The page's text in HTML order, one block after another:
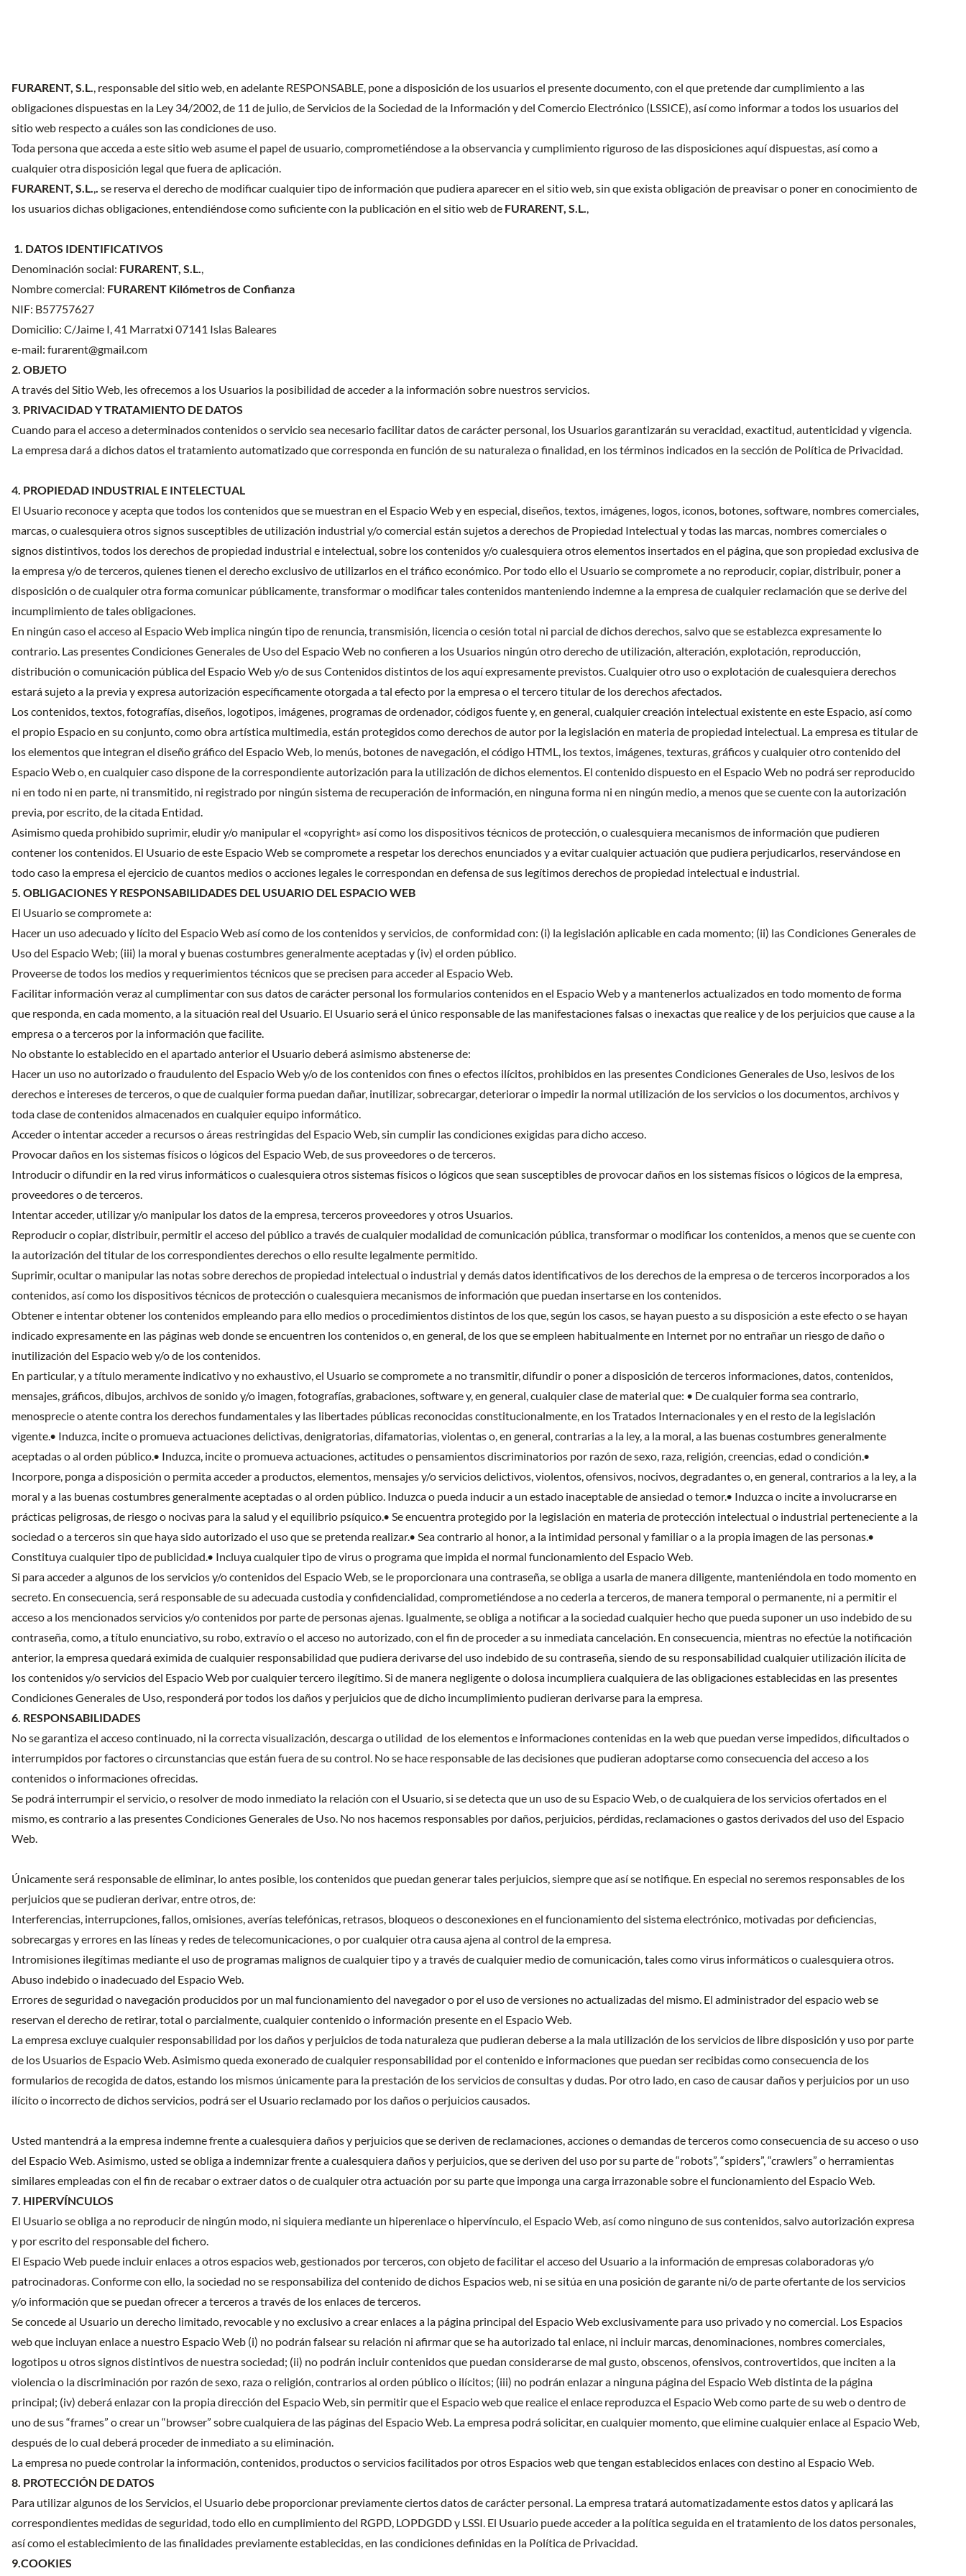
FURARENT, S.L.
, responsable del sitio web, en adelante RESPONSABLE, pone a disposición de los usuarios el presente documento, con el que pretende dar cumplimiento a las
obligaciones dispuestas en la Ley 34/2002, de 11 de julio, de Servicios de la Sociedad de la Información y del Comercio Electrónico (LSSICE), así como informar a todos los usuarios del
sitio web respecto a cuáles son las condiciones de uso.
Toda persona que acceda a este sitio web asume el papel de usuario, comprometiéndose a la observancia y cumplimiento riguroso de las disposiciones aquí dispuestas, así como a
cualquier otra disposición legal que fuera de aplicación.
FURARENT, S.L.
se reserva el derecho de modificar cualquier tipo de información que pudiera aparecer en el sitio web, sin que exista obligación de preavisar o poner en conocimiento de
los usuarios dichas obligaciones, entendiéndose como suficiente con la publicación en el sitio web de FURARENT, S.L.
1. DATOS IDENTIFICATIVOS
Denominación social: FURARENT, S.L.
Nombre comercial: FURARENT Kilómetros de Confianza
NIF: B57757627
Domicilio: C/Jaime I, 41 Marratxi 07141 Islas Baleares
e-mail: furarent@gmail.com
2. OBJETO
A través del Sitio Web, les ofrecemos a los Usuarios la posibilidad de acceder a la información sobre nuestros servicios.
3. PRIVACIDAD Y TRATAMIENTO DE DATOS
Cuando para el acceso a determinados contenidos o servicio sea necesario facilitar datos de carácter personal, los Usuarios garantizarán su veracidad, exactitud, autenticidad y vigencia.
La empresa dará a dichos datos el tratamiento automatizado que corresponda en función de su naturaleza o finalidad, en los términos indicados en la sección de Política de Privacidad.
4. PROPIEDAD INDUSTRIAL E INTELECTUAL
El Usuario reconoce y acepta que todos los contenidos que se muestran en el Espacio Web y en especial, diseños, textos, imágenes, logos, iconos, botones, software, nombres comerciales,
marcas, o cualesquiera otros signos susceptibles de utilización industrial y/o comercial están sujetos a derechos de Propiedad Intelectual y todas las marcas, nombres comerciales o
signos distintivos, todos los derechos de propiedad industrial e intelectual, sobre los contenidos y/o cualesquiera otros elementos insertados en el página, que son propiedad exclusiva de
la empresa y/o de terceros, quienes tienen el derecho exclusivo de utilizarlos en el tráfico económico. Por todo ello el Usuario se compromete a no reproducir, copiar, distribuir, poner a
disposición o de cualquier otra forma comunicar públicamente, transformar o modificar tales contenidos manteniendo indemne a la empresa de cualquier reclamación que se derive del
incumplimiento de tales obligaciones.
En ningún caso el acceso al Espacio Web implica ningún tipo de renuncia, transmisión, licencia o cesión total ni parcial de dichos derechos, salvo que se establezca expresamente lo
contrario. Las presentes Condiciones Generales de Uso del Espacio Web no confieren a los Usuarios ningún otro derecho de utilización, alteración, explotación, reproducción,
distribución o comunicación pública del Espacio Web y/o de sus Contenidos distintos de los aquí expresamente previstos. Cualquier otro uso o explotación de cualesquiera derechos
estará sujeto a la previa y expresa autorización específicamente otorgada a tal efecto por la empresa o el tercero titular de los derechos afectados.
Los contenidos, textos, fotografías, diseños, logotipos, imágenes, programas de ordenador, códigos fuente y, en general, cualquier creación intelectual existente en este Espacio, así como
el propio Espacio en su conjunto, como obra artística multimedia, están protegidos como derechos de autor por la legislación en materia de propiedad intelectual. La empresa es titular de
los elementos que integran el diseño gráfico del Espacio Web, lo menús, botones de navegación, el código HTML, los textos, imágenes, texturas, gráficos y cualquier otro contenido del
Espacio Web o, en cualquier caso dispone de la correspondiente autorización para la utilización de dichos elementos. El contenido dispuesto en el Espacio Web no podrá ser reproducido
ni en todo ni en parte, ni transmitido, ni registrado por ningún sistema de recuperación de información, en ninguna forma ni en ningún medio, a menos que se cuente con la autorización
previa, por escrito, de la citada Entidad.
Asimismo queda prohibido suprimir, eludir y/o manipular el «copyright» así como los dispositivos técnicos de protección, o cualesquiera mecanismos de información que pudieren
contener los contenidos. El Usuario de este Espacio Web se compromete a respetar los derechos enunciados y a evitar cualquier actuación que pudiera perjudicarlos, reservándose en
todo caso la empresa el ejercicio de cuantos medios o acciones legales le correspondan en defensa de sus legítimos derechos de propiedad intelectual e industrial.
5. OBLIGACIONES Y RESPONSABILIDADES DEL USUARIO DEL ESPACIO WEB
El Usuario se compromete a:
Hacer un uso adecuado y lícito del Espacio Web así como de los contenidos y servicios, de conformidad con: (i) la legislación aplicable en cada momento; (ii) las Condiciones Generales de
Uso del Espacio Web; (iii) la moral y buenas costumbres generalmente aceptadas y (iv) el orden público.
Proveerse de todos los medios y requerimientos técnicos que se precisen para acceder al Espacio Web.
Facilitar información veraz al cumplimentar con sus datos de carácter personal los formularios contenidos en el Espacio Web y a mantenerlos actualizados en todo momento de forma
que responda, en cada momento, a la situación real del Usuario. El Usuario será el único responsable de las manifestaciones falsas o inexactas que realice y de los perjuicios que cause a la
empresa o a terceros por la información que facilite.
No obstante lo establecido en el apartado anterior el Usuario deberá asimismo abstenerse de:
Hacer un uso no autorizado o fraudulento del Espacio Web y/o de los contenidos con fines o efectos ilícitos, prohibidos en las presentes Condiciones Generales de Uso, lesivos de los
derechos e intereses de terceros, o que de cualquier forma puedan dañar, inutilizar, sobrecargar, deteriorar o impedir la normal utilización de los servicios o los documentos, archivos y
toda clase de contenidos almacenados en cualquier equipo informático.
Acceder o intentar acceder a recursos o áreas restringidas del Espacio Web, sin cumplir las condiciones exigidas para dicho acceso.
Provocar daños en los sistemas físicos o lógicos del Espacio Web, de sus proveedores o de terceros.
Introducir o difundir en la red virus informáticos o cualesquiera otros sistemas físicos o lógicos que sean susceptibles de provocar daños en los sistemas físicos o lógicos de la empresa,
proveedores o de terceros.
Intentar acceder, utilizar y/o manipular los datos de la empresa, terceros proveedores y otros Usuarios.
Reproducir o copiar, distribuir, permitir el acceso del público a través de cualquier modalidad de comunicación pública, transformar o modificar los contenidos, a menos que se cuente con
la autorización del titular de los correspondientes derechos o ello resulte legalmente permitido.
Suprimir, ocultar o manipular las notas sobre derechos de propiedad intelectual o industrial y demás datos identificativos de los derechos de la empresa o de terceros incorporados a los
contenidos, así como los dispositivos técnicos de protección o cualesquiera mecanismos de información que puedan insertarse en los contenidos.
Obtener e intentar obtener los contenidos empleando para ello medios o procedimientos distintos de los que, según los casos, se hayan puesto a su disposición a este efecto o se hayan
indicado expresamente en las páginas web donde se encuentren los contenidos o, en general, de los que se empleen habitualmente en Internet por no entrañar un riesgo de daño o
inutilización del Espacio web y/o de los contenidos.
En particular, y a título meramente indicativo y no exhaustivo, el Usuario se compromete a no transmitir, difundir o poner a disposición de terceros informaciones, datos, contenidos,
mensajes, gráficos, dibujos, archivos de sonido y/o imagen, fotografías, grabaciones, software y, en general, cualquier clase de material que: • De cualquier forma sea contrario,
menosprecie o atente contra los derechos fundamentales y las libertades públicas reconocidas constitucionalmente, en los Tratados Internacionales y en el resto de la legislación
vigente.• Induzca, incite o promueva actuaciones delictivas, denigratorias, difamatorias, violentas o, en general, contrarias a la ley, a la moral, a las buenas costumbres generalmente
aceptadas o al orden público.• Induzca, incite o promueva actuaciones, actitudes o pensamientos discriminatorios por razón de sexo, raza, religión, creencias, edad o condición.•
Incorpore, ponga a disposición o permita acceder a productos, elementos, mensajes y/o servicios delictivos, violentos, ofensivos, nocivos, degradantes o, en general, contrarios a la ley, a la
moral y a las buenas costumbres generalmente aceptadas o al orden público. Induzca o pueda inducir a un estado inaceptable de ansiedad o temor.• Induzca o incite a involucrarse en
prácticas peligrosas, de riesgo o nocivas para la salud y el equilibrio psíquico.• Se encuentra protegido por la legislación en materia de protección intelectual o industrial perteneciente a la
sociedad o a terceros sin que haya sido autorizado el uso que se pretenda realizar.• Sea contrario al honor, a la intimidad personal y familiar o a la propia imagen de las personas.•
Constituya cualquier tipo de publicidad.• Incluya cualquier tipo de virus o programa que impida el normal funcionamiento del Espacio Web.
Si para acceder a algunos de los servicios y/o contenidos del Espacio Web, se le proporcionara una contraseña, se obliga a usarla de manera diligente, manteniéndola en todo momento en
secreto. En consecuencia, será responsable de su adecuada custodia y confidencialidad, comprometiéndose a no cederla a terceros, de manera temporal o permanente, ni a permitir el
acceso a los mencionados servicios y/o contenidos por parte de personas ajenas. Igualmente, se obliga a notificar a la sociedad cualquier hecho que pueda suponer un uso indebido de su
contraseña, como, a título enunciativo, su robo, extravío o el acceso no autorizado, con el fin de proceder a su inmediata cancelación. En consecuencia, mientras no efectúe la notificación
anterior, la empresa quedará eximida de cualquier responsabilidad que pudiera derivarse del uso indebido de su contraseña, siendo de su responsabilidad cualquier utilización ilícita de
los contenidos y/o servicios del Espacio Web por cualquier tercero ilegítimo. Si de manera negligente o dolosa incumpliera cualquiera de las obligaciones establecidas en las presentes
Condiciones Generales de Uso, responderá por todos los daños y perjuicios que de dicho incumplimiento pudieran derivarse para la empresa.
6. RESPONSABILIDADES
No se garantiza el acceso continuado, ni la correcta visualización, descarga o utilidad de los elementos e informaciones contenidas en la web que puedan verse impedidos, dificultados o
interrumpidos por factores o circunstancias que están fuera de su control. No se hace responsable de las decisiones que pudieran adoptarse como consecuencia del acceso a los
contenidos o informaciones ofrecidas.
Se podrá interrumpir el servicio, o resolver de modo inmediato la relación con el Usuario, si se detecta que un uso de su Espacio Web, o de cualquiera de los servicios ofertados en el
mismo, es contrario a las presentes Condiciones Generales de Uso. No nos hacemos responsables por daños, perjuicios, pérdidas, reclamaciones o gastos derivados del uso del Espacio
Web.
Únicamente será responsable de eliminar, lo antes posible, los contenidos que puedan generar tales perjuicios, siempre que así se notifique. En especial no seremos responsables de los
perjuicios que se pudieran derivar, entre otros, de:
Interferencias, interrupciones, fallos, omisiones, averías telefónicas, retrasos, bloqueos o desconexiones en el funcionamiento del sistema electrónico, motivadas por deficiencias,
sobrecargas y errores en las líneas y redes de telecomunicaciones, o por cualquier otra causa ajena al control de la empresa.
Intromisiones ilegítimas mediante el uso de programas malignos de cualquier tipo y a través de cualquier medio de comunicación, tales como virus informáticos o cualesquiera otros.
Abuso indebido o inadecuado del Espacio Web.
Errores de seguridad o navegación producidos por un mal funcionamiento del navegador o por el uso de versiones no actualizadas del mismo. El administrador del espacio web se
reservan el derecho de retirar, total o parcialmente, cualquier contenido o información presente en el Espacio Web.
La empresa excluye cualquier responsabilidad por los daños y perjuicios de toda naturaleza que pudieran deberse a la mala utilización de los servicios de libre disposición y uso por parte
de los Usuarios de Espacio Web. Asimismo queda exonerado de cualquier responsabilidad por el contenido e informaciones que puedan ser recibidas como consecuencia de los
formularios de recogida de datos, estando los mismos únicamente para la prestación de los servicios de consultas y dudas. Por otro lado, en caso de causar daños y perjuicios por un uso
ilícito o incorrecto de dichos servicios, podrá ser el Usuario reclamado por los daños o perjuicios causados.
Usted mantendrá a la empresa indemne frente a cualesquiera daños y perjuicios que se deriven de reclamaciones, acciones o demandas de terceros como consecuencia de su acceso o uso
del Espacio Web. Asimismo, usted se obliga a indemnizar frente a cualesquiera daños y perjuicios, que se deriven del uso por su parte de “robots”, “spiders”, “crawlers” o herramientas
similares empleadas con el fin de recabar o extraer datos o de cualquier otra actuación por su parte que imponga una carga irrazonable sobre el funcionamiento del Espacio Web.
7. HIPERVÍNCULOS
El Usuario se obliga a no reproducir de ningún modo, ni siquiera mediante un hiperenlace o hipervínculo, el Espacio Web, así como ninguno de sus contenidos, salvo autorización expresa
y por escrito del responsable del fichero.
El Espacio Web puede incluir enlaces a otros espacios web, gestionados por terceros, con objeto de facilitar el acceso del Usuario a la información de empresas colaboradoras y/o
patrocinadoras. Conforme con ello, la sociedad no se responsabiliza del contenido de dichos Espacios web, ni se sitúa en una posición de garante ni/o de parte ofertante de los servicios
y/o información que se puedan ofrecer a terceros a través de los enlaces de terceros.
Se concede al Usuario un derecho limitado, revocable y no exclusivo a crear enlaces a la página principal del Espacio Web exclusivamente para uso privado y no comercial. Los Espacios
web que incluyan enlace a nuestro Espacio Web (i) no podrán falsear su relación ni afirmar que se ha autorizado tal enlace, ni incluir marcas, denominaciones, nombres comerciales,
logotipos u otros signos distintivos de nuestra sociedad; (ii) no podrán incluir contenidos que puedan considerarse de mal gusto, obscenos, ofensivos, controvertidos, que inciten a la
violencia o la discriminación por razón de sexo, raza o religión, contrarios al orden público o ilícitos; (iii) no podrán enlazar a ninguna página del Espacio Web distinta de la página
principal; (iv) deberá enlazar con la propia dirección del Espacio Web, sin permitir que el Espacio web que realice el enlace reproduzca el Espacio Web como parte de su web o dentro de
uno de sus “frames” o crear un “browser” sobre cualquiera de las páginas del Espacio Web. La empresa podrá solicitar, en cualquier momento, que elimine cualquier enlace al Espacio Web,
después de lo cual deberá proceder de inmediato a su eliminación.
La empresa no puede controlar la información, contenidos, productos o servicios facilitados por otros Espacios web que tengan establecidos enlaces con destino al Espacio Web.
8. PROTECCIÓN DE DATOS
Para utilizar algunos de los Servicios, el Usuario debe proporcionar previamente ciertos datos de carácter personal. La empresa tratará automatizadamente estos datos y aplicará las
correspondientes medidas de seguridad, todo ello en cumplimiento del RGPD, LOPDGDD y LSSI. El Usuario puede acceder a la política seguida en el tratamiento de los datos personales,
así como el establecimiento de las finalidades previamente establecidas, en las condiciones definidas en la Política de Privacidad.
9.COOKIES